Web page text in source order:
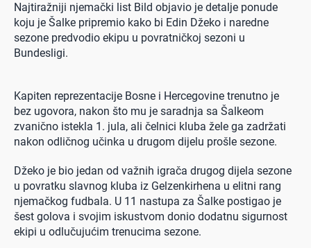
Najtiražniji njemački list Bild objavio je detalje ponude
koju je Šalke pripremio kako bi Edin Džeko i naredne
sezone predvodio ekipu u povratničkoj sezoni u
Bundesligi.
Kapiten reprezentacije Bosne i Hercegovine trenutno je
bez ugovora, nakon što mu je saradnja sa Šalkeom
zvanično istekla 1. jula, ali čelnici kluba žele ga zadržati
nakon odličnog učinka u drugom dijelu prošle sezone.
Džeko je bio jedan od važnih igrača drugog dijela sezone
u povratku slavnog kluba iz Gelzenkirhena u elitni rang
njemačkog fudbala. U 11 nastupa za Šalke postigao je
šest golova i svojim iskustvom donio dodatnu sigurnost
ekipi u odlučujućim trenucima sezone.